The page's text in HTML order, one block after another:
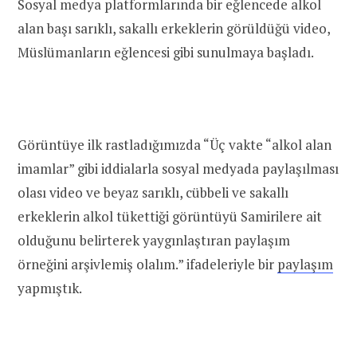
Sosyal medya platformlarında bir eğlencede alkol
alan başı sarıklı, sakallı erkeklerin görüldüğü video,
Müslümanların eğlencesi gibi sunulmaya başladı.
Görüntüye ilk rastladığımızda “Üç vakte “alkol alan
imamlar” gibi iddialarla sosyal medyada paylaşılması
olası video ve beyaz sarıklı, cübbeli ve sakallı
erkeklerin alkol tükettiği görüntüyü Samirilere ait
olduğunu belirterek yaygınlaştıran paylaşım
örneğini arşivlemiş olalım.” ifadeleriyle bir paylaşım
yapmıştık.